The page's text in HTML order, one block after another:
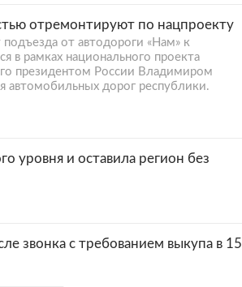
отремонтируют по нацпроекту
от автодороги «Нам» к
в рамках национального проекта
президентом России Владимиром
автомобильных дорог республики.
уровня и оставила регион без
звонка с требованием выкупа в 15